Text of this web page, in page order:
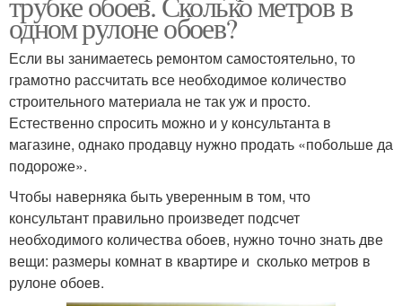
одном рулоне обоев?
Если вы занимаетесь ремонтом самостоятельно, то
грамотно рассчитать все необходимое количество
строительного материала не так уж и просто.
Естественно спросить можно и у консультанта в
магазине, однако продавцу нужно продать «побольше да
подороже».
Чтобы наверняка быть уверенным в том, что
консультант правильно произведет подсчет
необходимого количества обоев, нужно точно знать две
вещи: размеры комнат в квартире и сколько метров в
рулоне обоев.